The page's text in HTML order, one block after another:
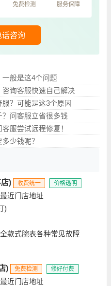
免费检测 服务保障
话咨询
般是这4个问题
询客服快速自己解决
？可能是这3个原因
问客服立省很多钱
服尝试远程修复！
少钱呢？
) 收费统一 价格透明
近门店地址
)
款式腕表各种常见故障
) 免费检测 修好付费
近门店地址